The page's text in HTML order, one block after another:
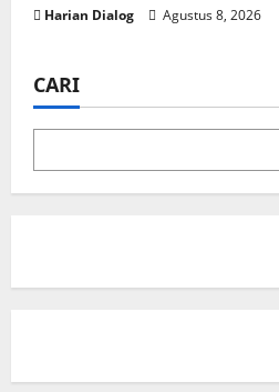
Harian Dialog Agustus 8, 2026
CARI